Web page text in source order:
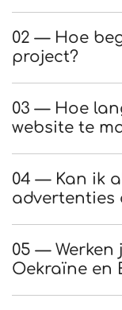
02 — Hoe
project?
03 — Hoe
website te
04 — Kan ik
advertenties
05 —
Oekraïne en